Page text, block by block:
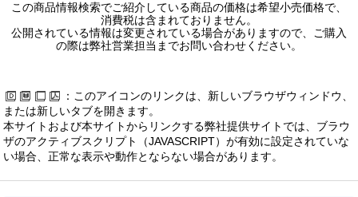
この商品情報検索でご紹介している商品の価格は希望小売価格で、
消費税は含まれておりません。
公開されている情報は変更されている場合がありますので、ご購入
の際は弊社営業担当までお問い合わせください。
：このアイコンのリンクは、新しいブラウザウィンドウ、
または新しいタブを開きます。
本サイトおよび本サイトからリンクする弊社提供サイトでは、ブラウ
ザのアクティブスクリプト（JAVASCRIPT）が有効に設定されていな
い場合、正常な表示や動作とならない場合があります。